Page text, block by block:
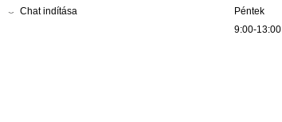
Chat indítása
Péntek
9:00-13:00